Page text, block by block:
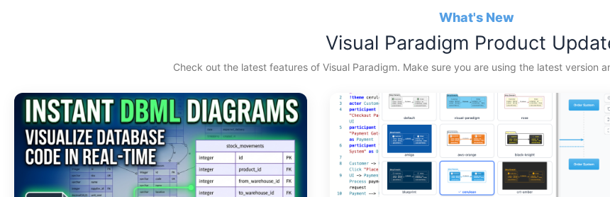
What's New
Visual Paradigm Product
Check out the latest features of Visual Paradigm. Make sure you are using the latest version